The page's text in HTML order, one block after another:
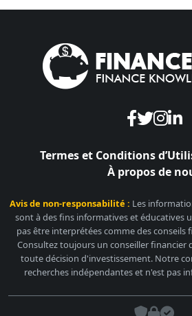
Termes et Conditions
À propos de
Avis de non-responsabilité : Les
sont à des fins informatives et éducatives
pas être interprétées comme des conseils
Consultez toujours un conseiller financier
toute décision d'investissement. Notre
recherches indépendantes et n'est pas